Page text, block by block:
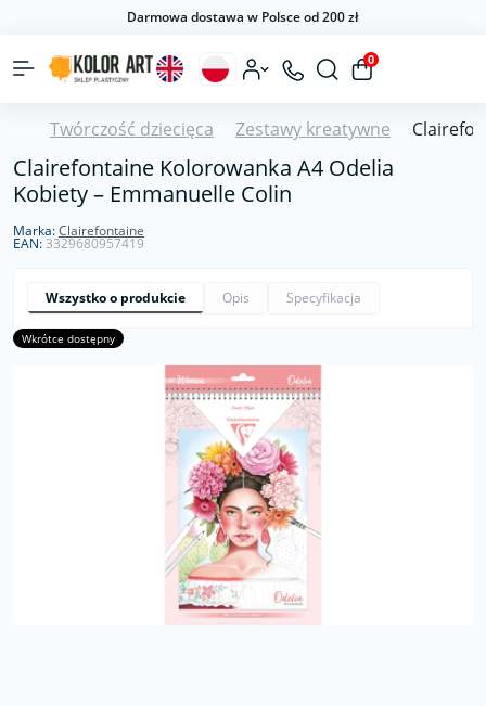
Darmowa dostawa w Polsce od 200 zł
0
Twórczość dziecięca Zestawy kreatywne
Clairefontaine Kolorowanka A4 Odelia
Kobiety – Emmanuelle Colin
Marka:Clairefontaine
EAN:3329680957419
Wszystko o produkcie Opis Specyfikacja
Wkrótce dostępny